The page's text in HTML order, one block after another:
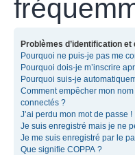
Problèmes d’identification et
Pourquoi ne puis-je pas me
Pourquoi dois-je m’inscrire
Pourquoi suis-je
Comment empêcher mon
connectés ?
J’ai perdu mon mot de passe !
Je suis enregistré mais je ne
Je me suis enregistré par le
Que signifie COPPA ?